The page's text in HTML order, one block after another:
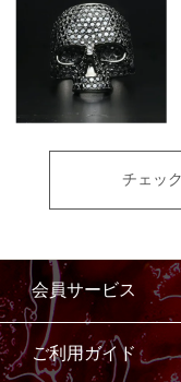
チェッ
会員サービス
ご利用ガイド